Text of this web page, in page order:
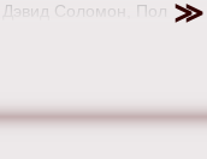
Соломон, Пол
и Билли Гирхарт.